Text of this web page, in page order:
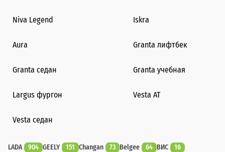
Niva Legend Iskra
Aura Granta лифтбек
Granta седан Granta учебная
Largus фургон Vesta AT
Vesta седан
LADA 904 GEELY 151 Changan 73 Belgee 64 ВИС
16